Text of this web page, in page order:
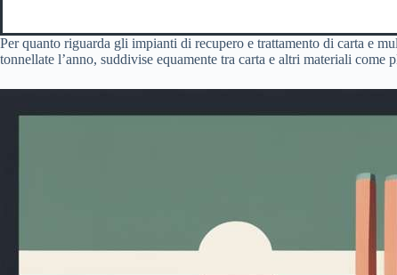
Per quanto riguarda gli impianti di recupero e trattamento di carta e
tonnellate l’anno, suddivise equamente tra carta e altri materiali